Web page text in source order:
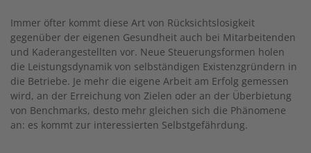
Immer öfter kommt diese Art von Rücksichtslosigkeit
gegenüber der eigenen Gesundheit auch bei Mitarbeitenden
und Kaderangestellten vor. Neue Steuerungsformen holen
die Leistungsdynamik von selbständigen Existenzgründern in
die Betriebe. Je mehr die eigene Arbeit am Erfolg gemessen
wird, an der Erreichung von Zielen oder an der Überbietung
von Benchmarks, desto mehr gleichen sich die Phänomene
an: es kommt zur interessierten Selbstgefährdung.